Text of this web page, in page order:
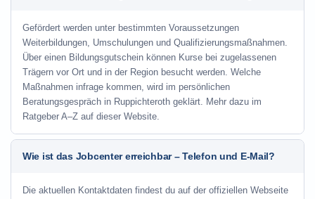
Gefördert werden unter bestimmten Voraussetzungen
Weiterbildungen, Umschulungen und Qualifizierungsmaßnahmen.
Über einen Bildungsgutschein können Kurse bei zugelassenen
Trägern vor Ort und in der Region besucht werden. Welche
Maßnahmen infrage kommen, wird im persönlichen
Beratungsgespräch in Ruppichteroth geklärt. Mehr dazu im
Ratgeber A–Z auf dieser Website.
Wie ist das Jobcenter erreichbar – Telefon und E-Mail?
Die aktuellen Kontaktdaten findest du auf der offiziellen Webseite